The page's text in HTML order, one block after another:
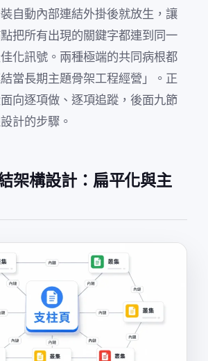
裝自動內部連結外掛後就放生，讓
把所有出現的關鍵字都連到同一
化訊號。兩種極端的共同病根都
當長期主題骨架工程經營」。正
向逐項做、逐項追蹤，後面九節
計的步驟。
架構設計：扁平化與主